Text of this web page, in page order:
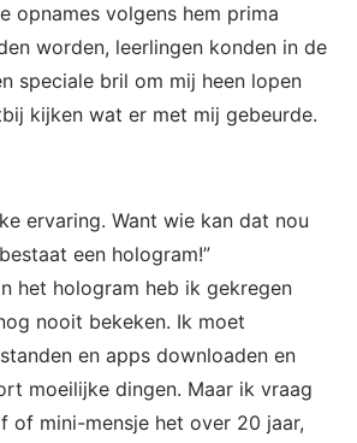
opnames volgens hem prima
worden, leerlingen konden in de
speciale bril om mij heen lopen
kijken wat er met mij gebeurde.
ervaring. Want wie kan dat nou
een hologram!”
het hologram heb ik gekregen
nooit bekeken. Ik moet
en apps downloaden en
moeilijke dingen. Maar ik vraag
of mini-mensje het over 20 jaar,